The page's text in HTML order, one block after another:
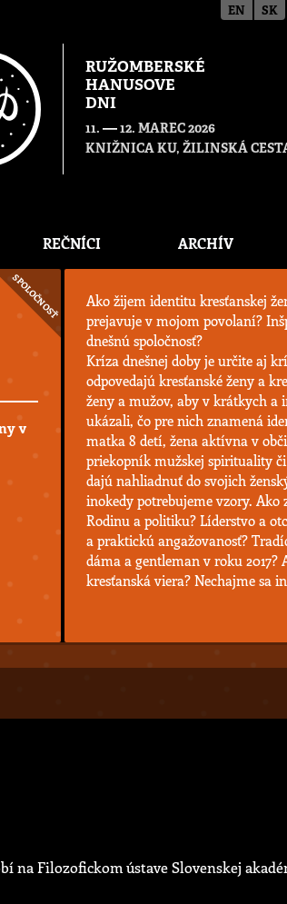
RUŽOMBERSKÉ
HANUSOVE
DNI
11. — 12. MAREC 2026
KNIŽNICA KU, ŽILINSKÁ
REČNÍCI ARCHÍV
SPOLOČNOSŤ
v
Ako žijem identitu kresťanskej
prejavuje v mojom povolaní?
dnešnú spoločnosť?
Kríza dnešnej doby je určite aj
odpovedajú kresťanské ženy a
ženy a mužov, aby v krátkych a
ukázali, čo pre nich znamená
matka 8 detí, žena aktívna v
priekopník mužskej spirituality
dajú nahliadnuť do svojich
inokedy potrebujeme vzory.
Rodinu a politiku? Líderstvo a
a praktickú angažovanosť?
dáma a gentleman v roku 2017?
kresťanská viera? Nechajme sa
na Filozofickom ústave Slovenskej
EN SK